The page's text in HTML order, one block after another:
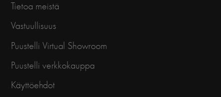
Tietoa meistä
Vastuullisuus
Puustelli Virtual Showroom
Puustelli verkkokauppa
Käyttöehdot